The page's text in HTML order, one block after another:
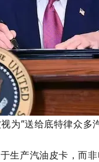
为”送给底特律众多
产汽油皮卡，而非